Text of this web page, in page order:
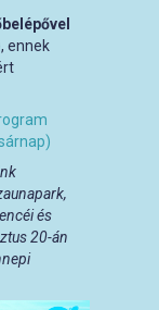
ennek
és
20-án